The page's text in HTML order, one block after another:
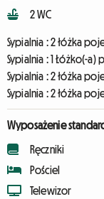
2 WC
Sypialnia :2 łóżka
Sypialnia :1 Łóżko(-a)
Sypialnia :2 łóżka
Sypialnia :2 łóżka
Wyposażenie
Ręczniki
Pościel
Telewizor